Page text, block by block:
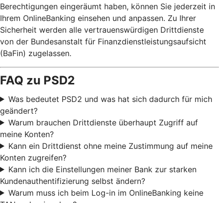
Berechtigungen eingeräumt haben, können Sie jederzeit in
Ihrem OnlineBanking einsehen und anpassen. Zu Ihrer
Sicherheit werden alle vertrauenswürdigen Drittdienste
von der Bundesanstalt für Finanzdienstleistungsaufsicht
(BaFin) zugelassen.
FAQ zu PSD2
Was bedeutet PSD2 und was hat sich dadurch für mich
geändert?
Warum brauchen Drittdienste überhaupt Zugriff auf
meine Konten?
Kann ein Drittdienst ohne meine Zustimmung auf meine
Konten zugreifen?
Kann ich die Einstellungen meiner Bank zur starken
Kundenauthentifizierung selbst ändern?
Warum muss ich beim Log-in im OnlineBanking keine